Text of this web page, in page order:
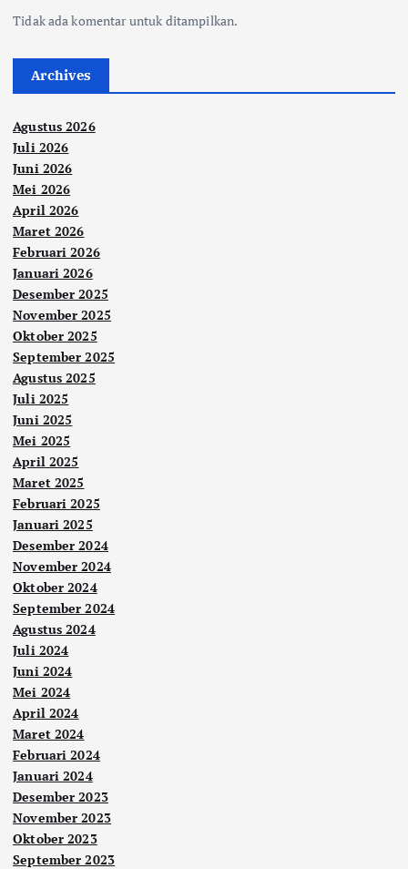
Tidak ada komentar untuk ditampilkan.
Archives
Agustus 2026
Juli 2026
Juni 2026
Mei 2026
April 2026
Maret 2026
Februari 2026
Januari 2026
Desember 2025
November 2025
Oktober 2025
September 2025
Agustus 2025
Juli 2025
Juni 2025
Mei 2025
April 2025
Maret 2025
Februari 2025
Januari 2025
Desember 2024
November 2024
Oktober 2024
September 2024
Agustus 2024
Juli 2024
Juni 2024
Mei 2024
April 2024
Maret 2024
Februari 2024
Januari 2024
Desember 2023
November 2023
Oktober 2023
September 2023